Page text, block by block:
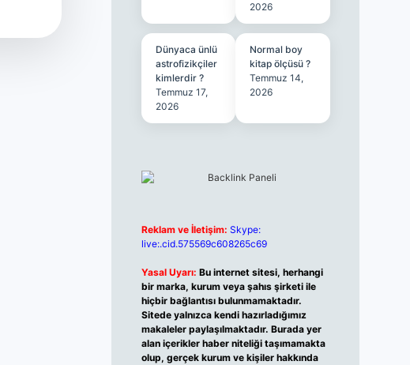
2026
Dünyaca ünlü
astrofizikçiler
kimlerdir ?
Temmuz 17,
2026
Normal boy
kitap ölçüsü ?
Temmuz 14,
2026
Reklam ve İletişim: Skype:
live:.cid.575569c608265c69
Yasal Uyarı: Bu internet sitesi, herhangi
bir marka, kurum veya şahıs şirketi ile
hiçbir bağlantısı bulunmamaktadır.
Sitede yalnızca kendi hazırladığımız
makaleler paylaşılmaktadır. Burada yer
alan içerikler haber niteliği taşımamakta
olup, gerçek kurum ve kişiler hakkında